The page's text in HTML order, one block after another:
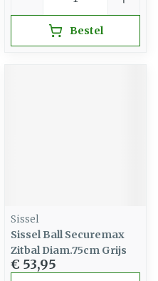
Bestel
Sissel
Sissel Ball Securemax
Zitbal Diam.75cm Grijs
€ 53,95